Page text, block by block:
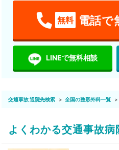
無料 電話で
LINEで無料相談
交通事故 通院先検索 全国の整形外科一覧
よくわかる交通事故病